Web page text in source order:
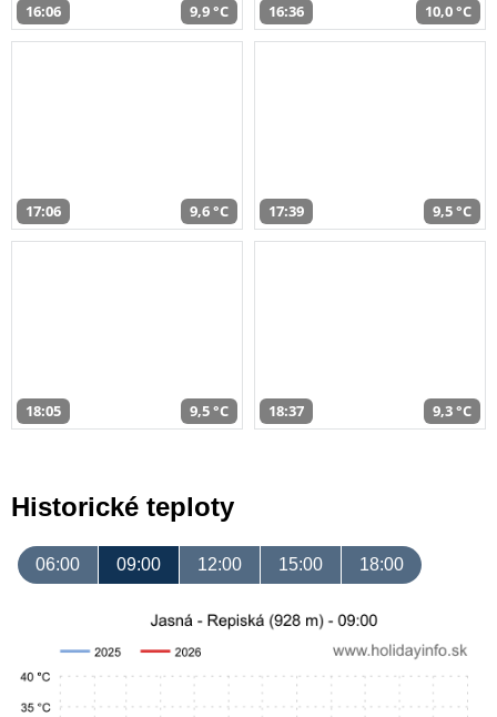
16:06 9,9 °C 16:36 10,0 °C
17:06 9,6 °C 17:39 9,5 °C
18:05 9,5 °C 18:37 9,3 °C
Historické teploty
06:00 09:00 12:00 15:00 18:00